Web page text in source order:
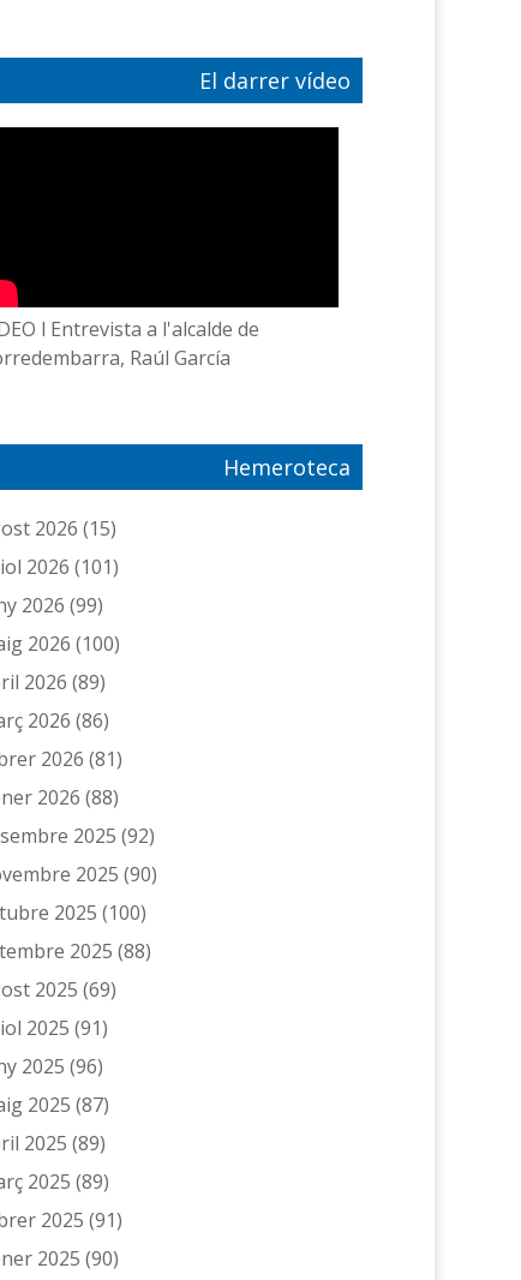
El darrer vídeo
l Entrevista a l'alcalde de
Raúl García
Hemeroteca
2026 (15)
2026 (101)
2026 (99)
2026 (100)
2026 (89)
2026 (86)
2026 (81)
2026 (88)
2025 (92)
2025 (90)
2025 (100)
2025 (88)
2025 (69)
2025 (91)
2025 (96)
2025 (87)
2025 (89)
2025 (89)
2025 (91)
2025 (90)